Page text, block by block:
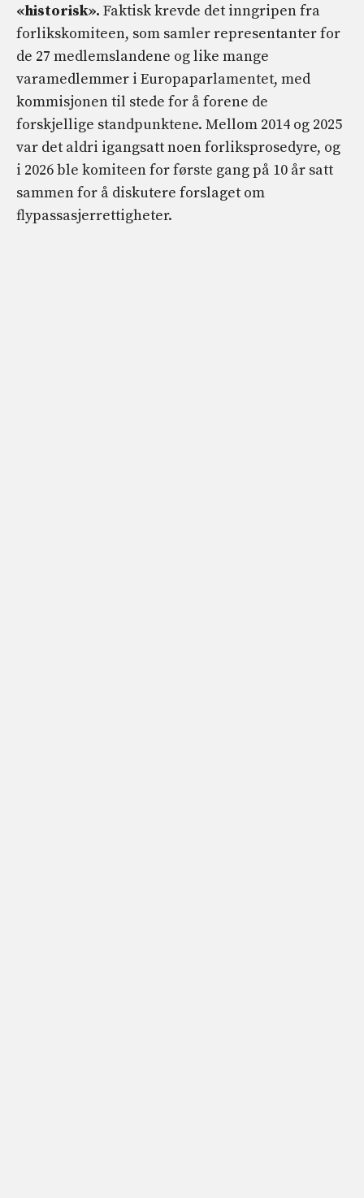
«historisk». Faktisk krevde det inngripen fra
forlikskomiteen, som samler representanter for
de 27 medlemslandene og like mange
varamedlemmer i Europaparlamentet, med
kommisjonen til stede for å forene de
forskjellige standpunktene. Mellom 2014 og 2025
var det aldri igangsatt noen forliksprosedyre, og
i 2026 ble komiteen for første gang på 10 år satt
sammen for å diskutere forslaget om
flypassasjerrettigheter.